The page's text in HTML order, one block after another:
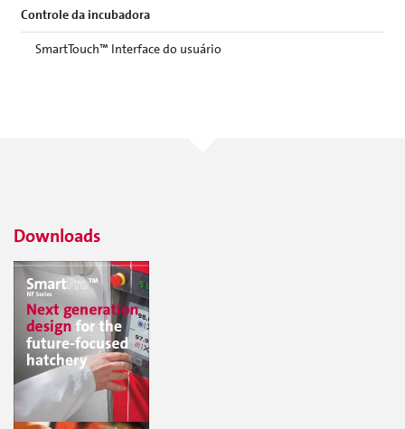
Controle da incubadora
SmartTouch™ Interface do usuário
Downloads